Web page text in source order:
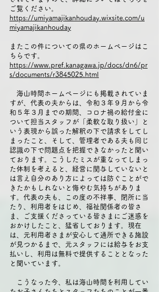
ご覧ください。
https://umiyamajikanhouday.wixsite.com/u
miyamajikanhouday
またこの件についての県のホームページはこ
ちらです。
https://www.pref.kanagawa.jp/docs/dn6/pr
s/documents/r3845025.html
海山時間ホームページにも掲載されていま
すが、代表の夫からは、令和３年９月から令
和５年３月までの期間、コロナ禍の給付金に
ついて担当スタッフが「柔軟な取り扱い」と
いう表現から誤った解釈の下で請求をしてし
まったこと、そして、管理者である夫も同じ
認識の下で問題点を把握できなかったと聞い
ております。こうしたミスが重なってしまっ
た体制を考えると、経営に関与していないと
は言え自分のあり方によっては防ぐことがで
きたかもしれないと悔やむ気持ちがありま
す。代表の夫も、この度の不祥事、閉所に当
たり、利用者をはじめ、福祉関係者の皆さ
ま、ご支援くださっている皆さまにご迷惑を
おかけしたこと、猛省しております。現在
は、元利用者さまが安心して通所できる施設
が見つかるまで、元スタッフには給与をお支
払いし、利用は無料で提供することとなった
と聞いています。
こうなった今、私は海山時間を利用してい